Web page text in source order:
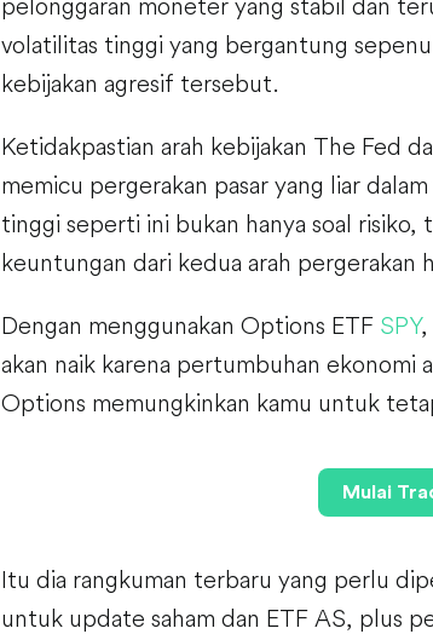
volatilitas tinggi yang bergantung
kebijakan agresif tersebut.
Ketidakpastian arah kebijakan The Fed
memicu pergerakan pasar yang liar
tinggi seperti ini bukan hanya soal
keuntungan dari kedua arah pergerakan
Dengan menggunakan Options ETF SPY,
akan naik karena pertumbuhan
Options memungkinkan kamu untuk
Mulai
Itu dia rangkuman terbaru yang perlu
untuk update saham dan ETF AS, plus